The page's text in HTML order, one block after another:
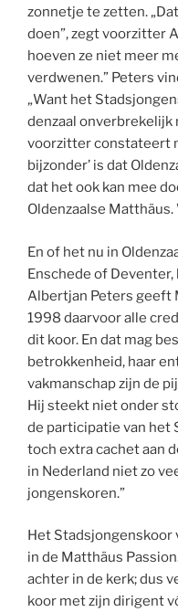
zonnetje te zetten.
doen”, zegt voorzitter
hoeven ze niet meer
verdwenen.” Peters
„Want het
denzaal onverbrekelijk
voorzitter constateert
bijzonder’ is dat
dat het ook kan mee
Oldenzaalse
En of het nu in
Enschede of
Albertjan Peters geeft
1998 daarvoor alle
dit koor. En dat mag
betrokkenheid, haar
vakmanschap zijn de
Hij steekt niet onder
de participatie van het
toch extra cachet aan
in Nederland niet zo
jongenskoren.”
Het Stadsjongenskoor
in de Matthäus
achter in de kerk; dus
koor met zijn dirigent